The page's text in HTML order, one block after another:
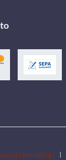
rivenditori